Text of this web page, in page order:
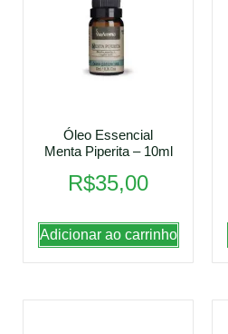
Óleo Essencial
Menta Piperita – 10ml
R$35,00
Adicionar ao carrinho